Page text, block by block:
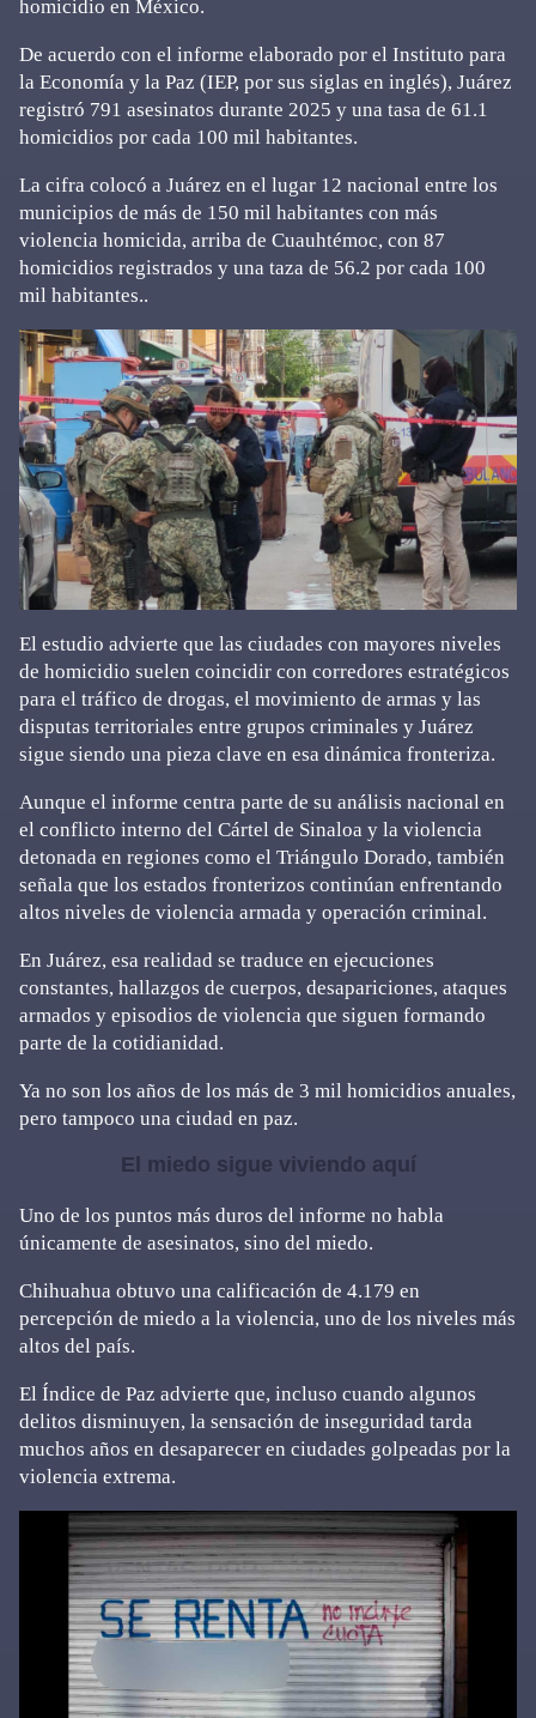
homicidio en México.
De acuerdo con el informe elaborado por el Instituto para
la Economía y la Paz (IEP, por sus siglas en inglés), Juárez
registró 791 asesinatos durante 2025 y una tasa de 61.1
homicidios por cada 100 mil habitantes.
La cifra colocó a Juárez en el lugar 12 nacional entre los
municipios de más de 150 mil habitantes con más
violencia homicida, arriba de Cuauhtémoc, con 87
homicidios registrados y una taza de 56.2 por cada 100
mil habitantes..
El estudio advierte que las ciudades con mayores niveles
de homicidio suelen coincidir con corredores estratégicos
para el tráfico de drogas, el movimiento de armas y las
disputas territoriales entre grupos criminales y Juárez
sigue siendo una pieza clave en esa dinámica fronteriza.
Aunque el informe centra parte de su análisis nacional en
el conflicto interno del Cártel de Sinaloa y la violencia
detonada en regiones como el Triángulo Dorado, también
señala que los estados fronterizos continúan enfrentando
altos niveles de violencia armada y operación criminal.
En Juárez, esa realidad se traduce en ejecuciones
constantes, hallazgos de cuerpos, desapariciones, ataques
armados y episodios de violencia que siguen formando
parte de la cotidianidad.
Ya no son los años de los más de 3 mil homicidios anuales,
pero tampoco una ciudad en paz.
El miedo sigue viviendo aquí
Uno de los puntos más duros del informe no habla
únicamente de asesinatos, sino del miedo.
Chihuahua obtuvo una calificación de 4.179 en
percepción de miedo a la violencia, uno de los niveles más
altos del país.
El Índice de Paz advierte que, incluso cuando algunos
delitos disminuyen, la sensación de inseguridad tarda
muchos años en desaparecer en ciudades golpeadas por la
violencia extrema.